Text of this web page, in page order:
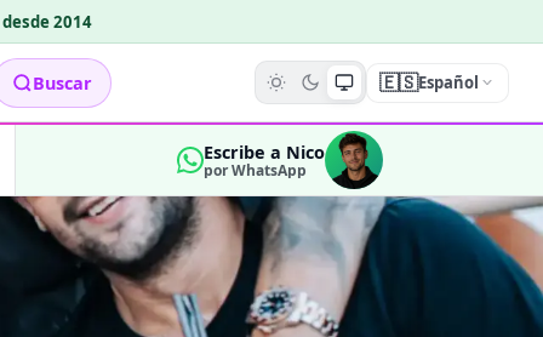
2014
Buscar 🇪🇸Español
Escribe a Nico
por WhatsApp